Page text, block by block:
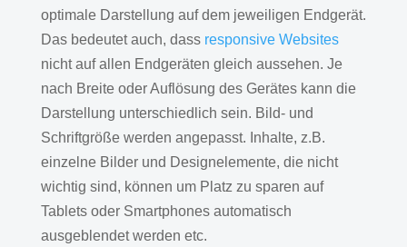
optimale Darstellung auf dem jeweiligen Endgerät.
Das bedeutet auch, dass responsive Websites
nicht auf allen Endgeräten gleich aussehen. Je
nach Breite oder Auflösung des Gerätes kann die
Darstellung unterschiedlich sein. Bild- und
Schriftgröße werden angepasst. Inhalte, z.B.
einzelne Bilder und Designelemente, die nicht
wichtig sind, können um Platz zu sparen auf
Tablets oder Smartphones automatisch
ausgeblendet werden etc.